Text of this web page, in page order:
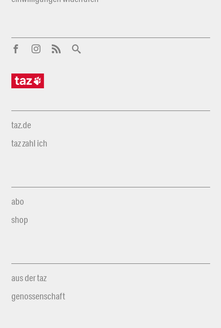
taz.de
taz zahl ich
abo
shop
aus der taz
genossenschaft